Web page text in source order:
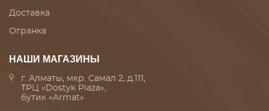
Доставка
Огранка
НАШИ МАГАЗИНЫ
г. Алматы, мкр. Самал 2, д.111,
ТРЦ «Dostyk Plaza»,
бутик «Armat»